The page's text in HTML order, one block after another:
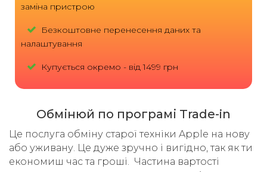
заміна пристрою
Безкоштовне перенесення даних та
налаштування
Купується окремо - від 1499 грн
Обмінюй по програмі Trade-in
Це послуга обміну старої техніки Apple на нову
або уживану. Це дуже зручно і вигідно, так як ти
економиш час та гроші. Частина вартості